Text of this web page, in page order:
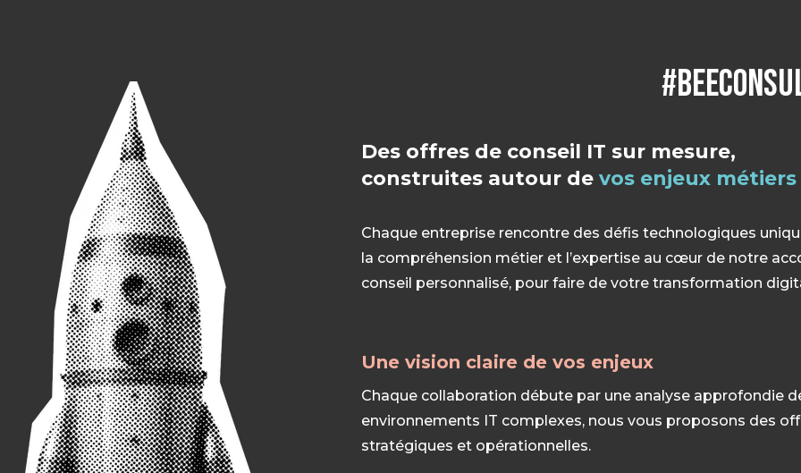
Des offres de conseil IT sur mesure,
construites autour devos enjeux métiers
Chaque entreprise rencontre des défis technologiques
la compréhension métier et l’expertise au cœur de notre
conseil personnalisé, pour faire de votre transformation
Une vision claire de vos enjeux
Chaque collaboration débute par une analyse approfondie
environnements IT complexes, nous vous proposons des
stratégiques et opérationnelles.